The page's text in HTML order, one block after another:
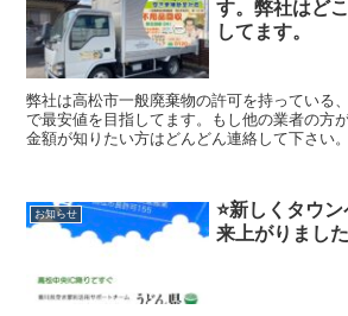
す。弊社はど
してます。
弊社は高松市一般廃棄物の許可を持っている
で最安値を目指してます。もし他の業者の方
金額が知りたい方はどんどん連絡して下さい
ていますのでどんなご相談でも幅広く対応出
いします。
お知らせ
⭐️新しくタウ
来上がりまし